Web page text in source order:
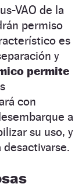
VAO de la
permiso
es
y
permite
con
a
su uso, y